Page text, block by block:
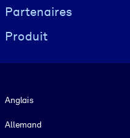
Partenaires
Produit
Anglais
Allemand